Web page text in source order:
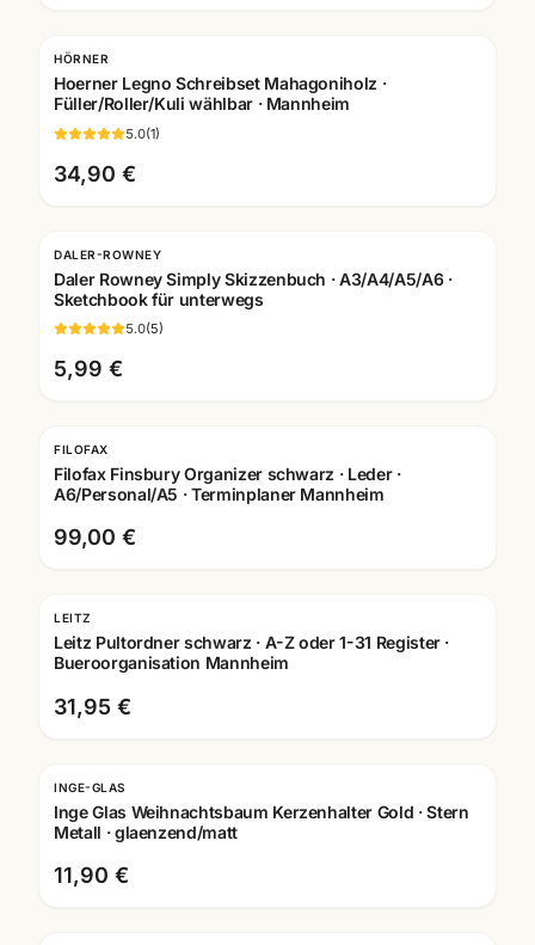
Gravur
HÖRNER
Hoerner Legno Schreibset Mahagoniholz ·
Füller/Roller/Kuli wählbar · Mannheim
5.0(1)
34,90 €
DALER-ROWNEY
Daler Rowney Simply Skizzenbuch · A3/A4/A5/A6 ·
Sketchbook für unterwegs
5.0(5)
5,99 €
FILOFAX
Filofax Finsbury Organizer schwarz · Leder ·
A6/Personal/A5 · Terminplaner Mannheim
99,00 €
LEITZ
Leitz Pultordner schwarz · A-Z oder 1-31 Register ·
Bueroorganisation Mannheim
31,95 €
INGE-GLAS
Inge Glas Weihnachtsbaum Kerzenhalter Gold · Stern
Metall · glaenzend/matt
11,90 €